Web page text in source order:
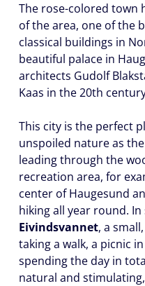
The rose-colored town
of the area, one of the
classical buildings in
beautiful palace in
architects Gudolf
Kaas in the 20th
This city is the perfect
unspoiled nature as
leading through the
recreation area, for
center of Haugesund
hiking all year round.
Eivindsvannet, a
taking a walk, a picnic
spending the day in
natural and